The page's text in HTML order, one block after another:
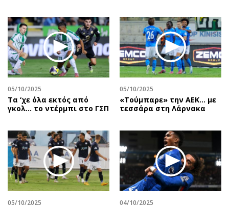
05/10/2025
Τα ‘χε όλα εκτός από
γκολ… το ντέρμπι στο ΓΣΠ
05/10/2025
«Τούμπαρε» την ΑΕΚ… με
τεσσάρα στη Λάρνακα
05/10/2025 04/10/2025